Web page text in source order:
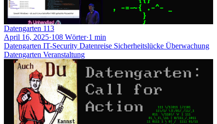
Datengarten 113
April 16, 2025·108 Wörter·1 min
Datengarten IT-Security Datenreise Sicherheitslücke Überwachung
Datengarten Veranstaltung